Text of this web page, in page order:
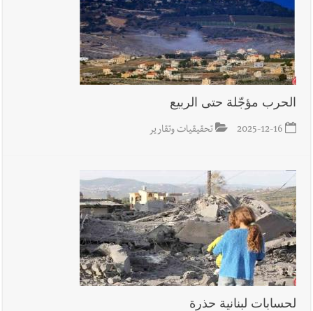
الحرب مؤجّلة حتى الربيع
2025-12-16 تحقيقيات وتقارير
لحسابات لبنانية حذرة